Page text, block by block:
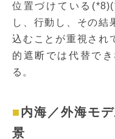
位置づけている
し、行動し、その結
込むことが重視され
的遮断では代替で
る。
内海／外海モ
景